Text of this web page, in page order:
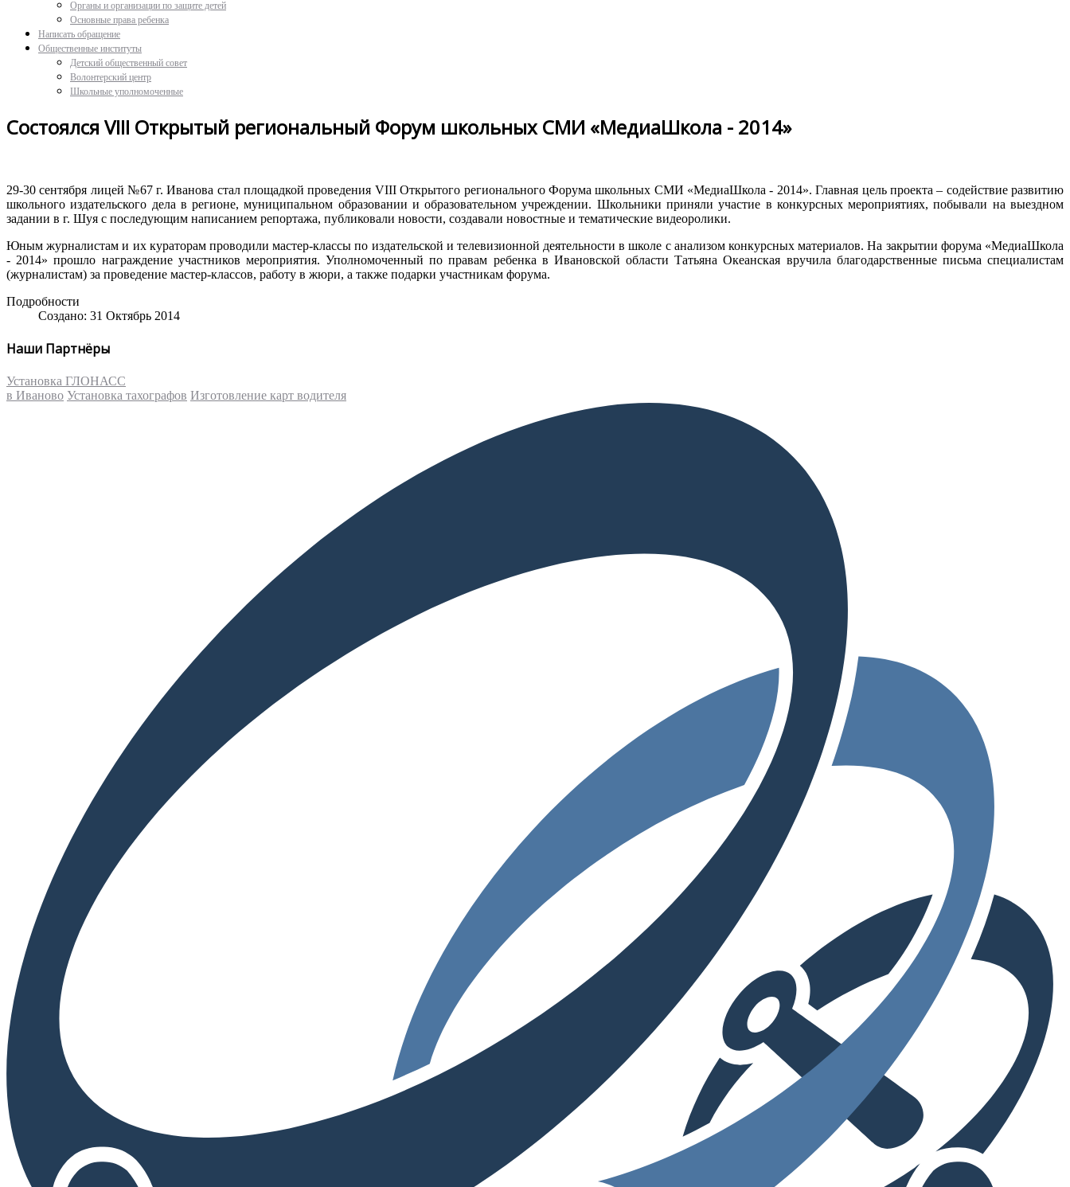
Органы и организации по защите детей
Основные права ребенка
Написать обращение
Общественные институты
Детский общественный совет
Волонтерский центр
Школьные уполномоченные
Состоялся VIII Открытый региональный Форум школьных СМИ «МедиаШкола - 2014»
29-30 сентября лицей №67 г. Иванова стал площадкой проведения VIII Открытого регионального Форума школьных СМИ «МедиаШкола - 2014». Главная цель проекта – содействие развитию
школьного издательского дела в регионе, муниципальном образовании и образовательном учреждении. Школьники приняли участие в конкурсных мероприятиях, побывали на выездном
задании в г. Шуя с последующим написанием репортажа, публиковали новости, создавали новостные и тематические видеоролики.
Юным журналистам и их кураторам проводили мастер-классы по издательской и телевизионной деятельности в школе с анализом конкурсных материалов. На закрытии форума «МедиаШкола
- 2014» прошло награждение участников мероприятия. Уполномоченный по правам ребенка в Ивановской области Татьяна Океанская вручила благодарственные письма специалистам
(журналистам) за проведение мастер-классов, работу в жюри, а также подарки участникам форума.
Подробности
Создано: 31 Октябрь 2014
Наши Партнёры
Установка ГЛОНАСС
в Иваново Установка тахографов Изготовление карт водителя